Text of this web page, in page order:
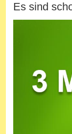
Es sind